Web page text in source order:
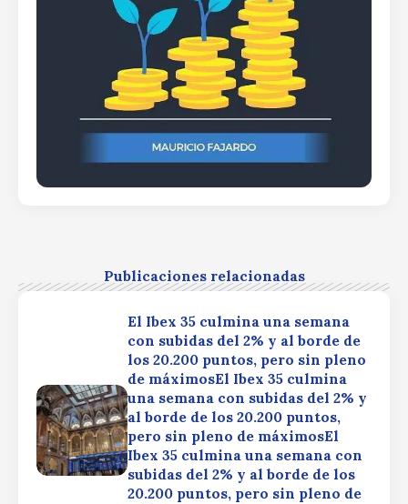
Publicaciones relacionadas
El Ibex 35 culmina una semana
con subidas del 2% y al borde de
los 20.200 puntos, pero sin pleno
de máximosEl Ibex 35 culmina
una semana con subidas del 2% y
al borde de los 20.200 puntos,
pero sin pleno de máximosEl
Ibex 35 culmina una semana con
subidas del 2% y al borde de los
20.200 puntos, pero sin pleno de